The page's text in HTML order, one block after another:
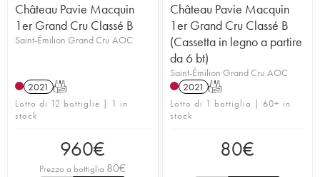
Château Pavie Macquin
1er Grand Cru Classé B
Saint-Émilion Grand Cru AOC
2021 T
Lotto di 12 bottiglie | 1 in
stock
960€
Prezzo a bottiglia 80€
Château Pavie Macquin
1er Grand Cru Classé B
(Cassetta in legno a partire
da 6 bt)
Saint-Émilion Grand Cru AOC
2021 T
Lotto di 1 bottiglia | 60+ in
stock
80€